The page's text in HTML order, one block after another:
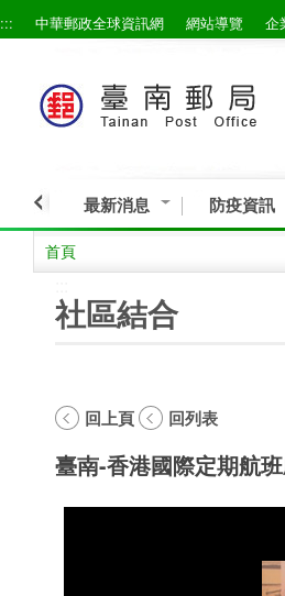
跳到主要內容區塊
::: 中華郵政全球資訊網 網站導覽 企
最新消息 防疫資訊
首頁
社區結合
回上頁 回列表
臺南-香港國際定期航